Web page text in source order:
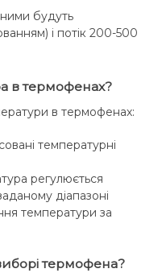
будуть
і потік 200-500
в термофенах?
в термофенах:
температурні
регулюється
діапазоні
температури за
термофена?